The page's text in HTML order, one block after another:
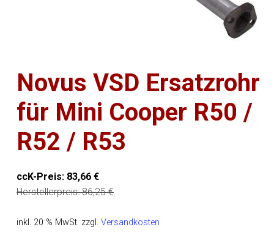
Novus VSD Ersatzrohr
für Mini Cooper R50 /
R52 / R53
ccK-Preis: 83,66€
Herstellerpreis:86,25€
inkl. 20 % MwSt. zzgl.Versandkosten